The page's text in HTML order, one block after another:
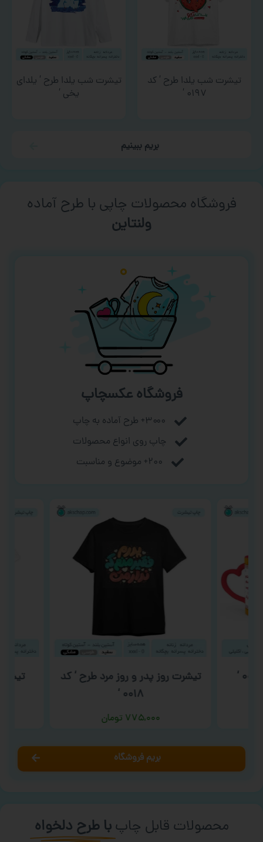
تیشرت شب یلدا طرح ‘ کد
۰۱۹۷ ‘
تیشرت شب یلدا طرح ‘ یلدای
یخی ‘
بریم ببینیم
فروشگاه محصولات چاپی با طرح آماده
ورزشی
فروشگاه عکسچاپ
۳۰۰۰+ طرح آماده به چاپ
چاپ روی انواع محصولات
۲۰۰+ موضوع و مناسبت
تیشرت روز پدر و روز مرد طرح ‘ کد
۰۰۱۸ ‘
۷۷۵,۰۰۰ تومان
تیشرت
بریم فروشگاه
محصولات قابل چاپ با طرح دلخواه